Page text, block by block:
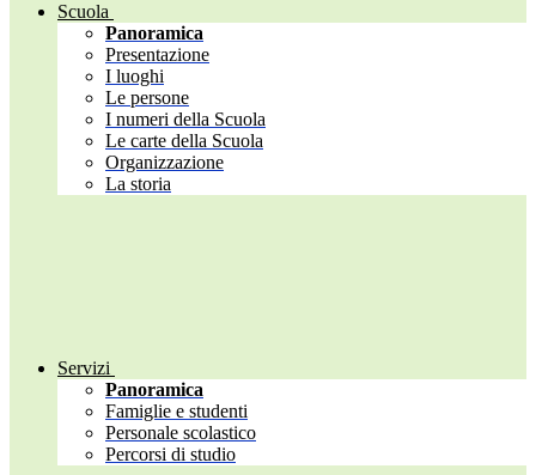
Scuola
Panoramica
Presentazione
I luoghi
Le persone
I numeri della Scuola
Le carte della Scuola
Organizzazione
La storia
Servizi
Panoramica
Famiglie e studenti
Personale scolastico
Percorsi di studio